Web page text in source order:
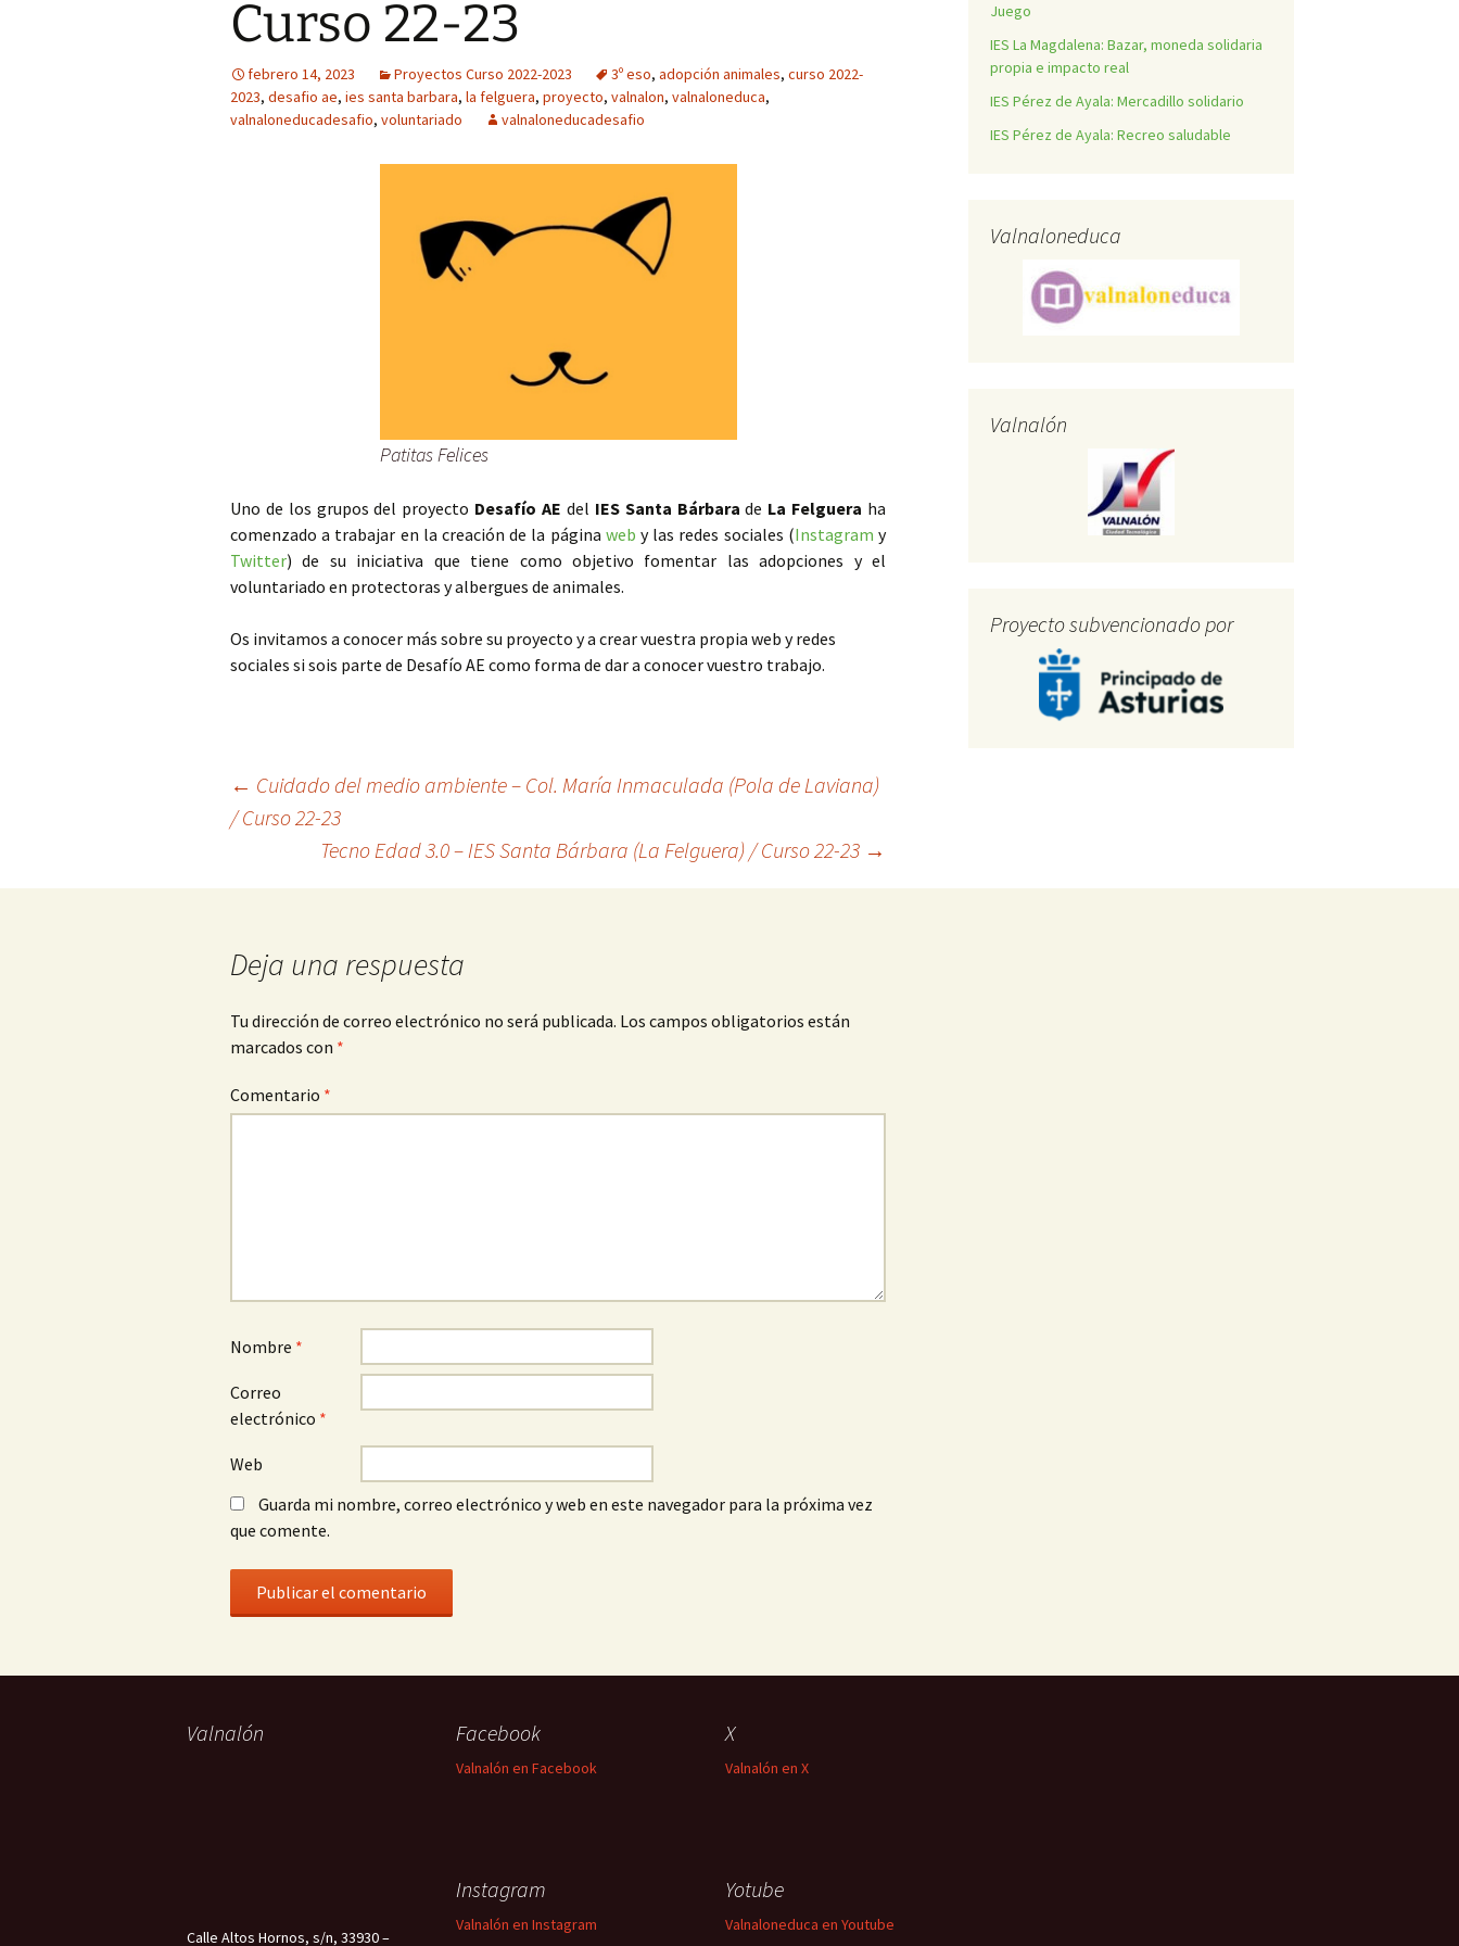
Curso 22-23
febrero 14, 2023 Proyectos Curso 2022-2023 3º eso, adopción animales, curso 2022-
2023, desafio ae, ies santa barbara, la felguera, proyecto, valnalon, valnaloneduca,
valnaloneducadesafio, voluntariado valnaloneducadesafio
Patitas Felices
Uno de los grupos del proyecto Desafío AE del IES Santa Bárbara de La Felguera ha
comenzado a trabajar en la creación de la página web y las redes sociales (Instagram y
Twitter) de su iniciativa que tiene como objetivo fomentar las adopciones y el
voluntariado en protectoras y albergues de animales.
Os invitamos a conocer más sobre su proyecto y a crear vuestra propia web y redes
sociales si sois parte de Desafío AE como forma de dar a conocer vuestro trabajo.
Navegación
← Cuidado del medio ambiente – Col. María Inmaculada (Pola de Laviana)
/ Curso 22-23
Tecno Edad 3.0 – IES Santa Bárbara (La Felguera) / Curso 22-23 →
Deja una respuesta
Tu dirección de correo electrónico no será publicada. Los campos obligatorios están
marcados con *
Comentario *
Nombre *
Correo
electrónico *
Web
Guarda mi nombre, correo electrónico y web en este navegador para la próxima vez
que comente.
Juego
IES La Magdalena: Bazar, moneda solidaria
propia e impacto real
IES Pérez de Ayala: Mercadillo solidario
IES Pérez de Ayala: Recreo saludable
Valnaloneduca
Valnalón
Proyecto subvencionado por
Valnalón
Calle Altos Hornos, s/n, 33930 –
Facebook
Valnalón en Facebook
X
Valnalón en X
Instagram
Valnalón en Instagram
Yotube
Valnaloneduca en Youtube